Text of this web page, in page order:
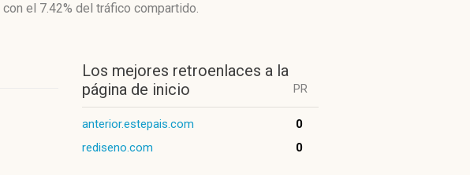
con el 7.42% del tráfico compartido.
Los mejores retroenlaces a la
página de inicio
PR
anterior.estepais.com
0
rediseno.com
0